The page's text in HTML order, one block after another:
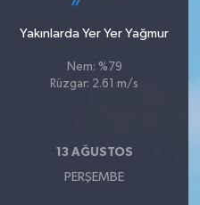
Yakınlarda Yer Yer Yağmur
Nem: %79
Rüzgar: 2.61 m/s
13 AĞUSTOS
PERŞEMBE